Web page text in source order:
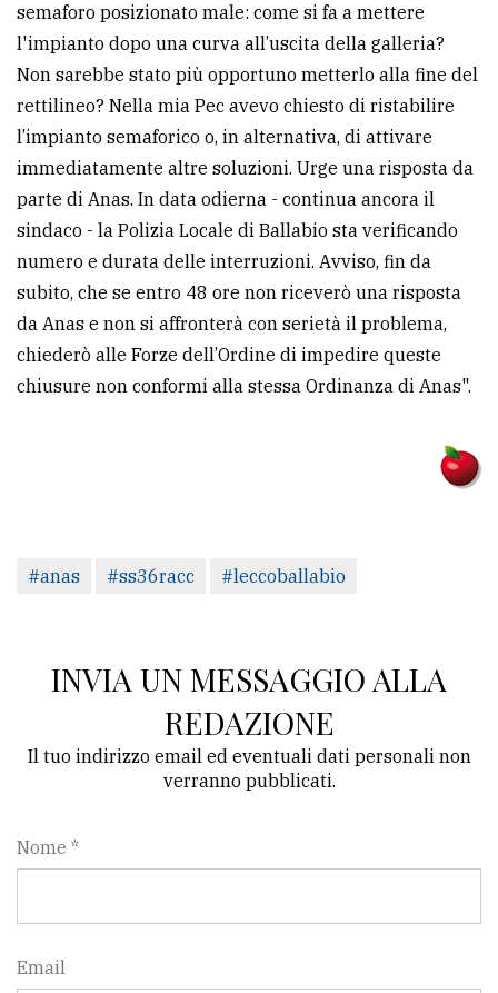
semaforo posizionato male: come si fa a mettere
l'impianto dopo una curva all’uscita della galleria?
Non sarebbe stato più opportuno metterlo alla fine del
rettilineo? Nella mia Pec avevo chiesto di ristabilire
l’impianto semaforico o, in alternativa, di attivare
immediatamente altre soluzioni. Urge una risposta da
parte di Anas. In data odierna - continua ancora il
sindaco - la Polizia Locale di Ballabio sta verificando
numero e durata delle interruzioni. Avviso, fin da
subito, che se entro 48 ore non riceverò una risposta
da Anas e non si affronterà con serietà il problema,
chiederò alle Forze dell’Ordine di impedire queste
chiusure non conformi alla stessa Ordinanza di Anas".
#anas #ss36racc #leccoballabio
INVIA UN MESSAGGIO ALLA
REDAZIONE
Il tuo indirizzo email ed eventuali dati personali non
verranno pubblicati.
Nome *
Email